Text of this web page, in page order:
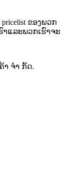
ຂອງພວກ
າແລະພວກເຮົາຈະ
າ ຈຳ ກັດ.